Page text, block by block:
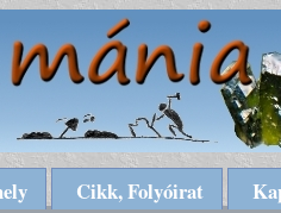
Cikk, Folyóirat